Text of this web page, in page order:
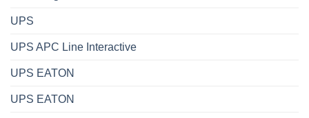
UPS
UPS APC Line Interactive
UPS EATON
UPS EATON